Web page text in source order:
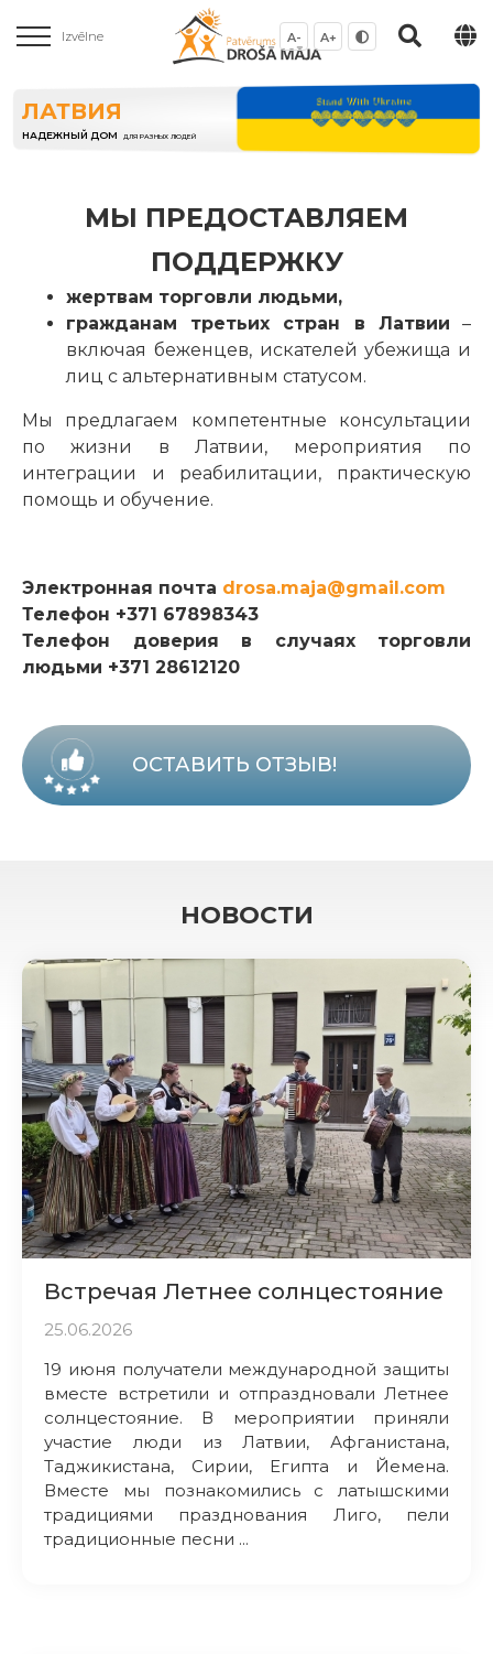
Izvēlne A- A+
ЛАТВИЯ
НАДЕЖНЫЙ ДОМ ДЛЯ РАЗНЫХ ЛЮДЕЙ
МЫ ПРЕДОСТАВЛЯЕМ
ПОДДЕРЖКУ
жертвам торговли людьми,
гражданам третьих стран в Латвии –
включая беженцев, искателей убежища и
лиц с альтернативным статусом.
Мы предлагаем компетентные консультации
по жизни в Латвии, мероприятия по
интеграции и реабилитации, практическую
помощь и обучение.
Электронная почта drosa.maja@gmail.com
Телефон +371 67898343
Телефон доверия в случаях торговли
людьми +371 28612120
ОСТАВИТЬ ОТЗЫВ!
НОВОСТИ
Встречая Летнее солнцестояние
25.06.2026
19 июня получатели международной защиты
вместе встретили и отпраздновали Летнее
солнцестояние. В мероприятии приняли
участие люди из Латвии, Афганистана,
Таджикистана, Сирии, Египта и Йемена.
Вместе мы познакомились с латышскими
традициями празднования Лиго, пели
традиционные песни ...